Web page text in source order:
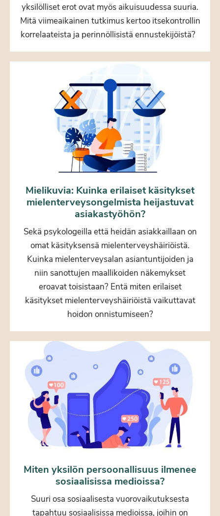
yksilölliset erot ovat myös aikuisuudessa suuria.
Mitä viimeaikainen tutkimus kertoo itsekontrollin
korrelaateista ja perinnöllisistä ennustekijöistä?
Mielikuvia: Kuinka erilaiset käsitykset
mielenterveysongelmista heijastuvat
asiakastyöhön?
Sekä psykologeilla että heidän asiakkaillaan on
omat käsityksensä mielenterveyshäiriöistä.
Kuinka mielenterveysalan asiantuntijoiden ja
niin sanottujen maallikoiden näkemykset
eroavat toisistaan? Entä miten erilaiset
käsitykset mielenterveyshäiriöistä vaikuttavat
hoidon onnistumiseen?
Miten yksilön persoonallisuus ilmenee
sosiaalisissa medioissa?
Suuri osa sosiaalisesta vuorovaikutuksesta
tapahtuu sosiaalisissa medioissa, joihin on